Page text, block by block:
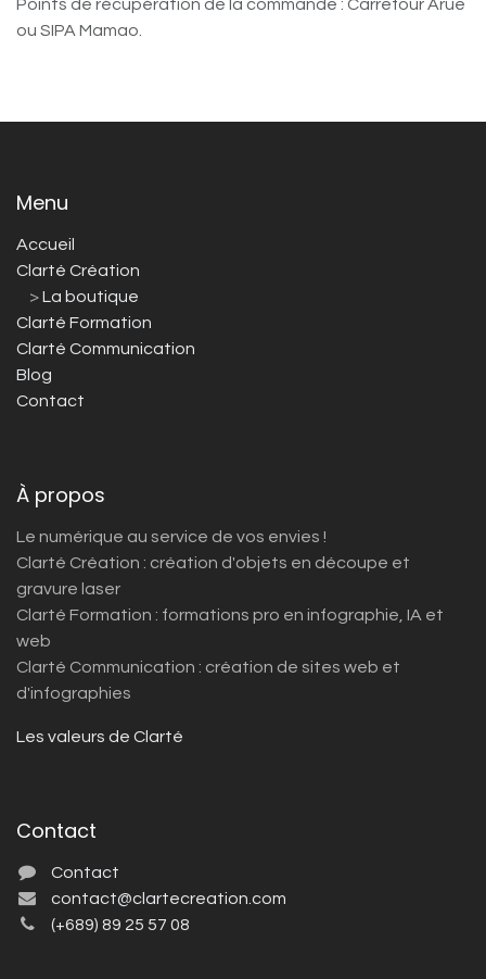
Points de récupération de la commande : Carrefour Arue
ou SIPA Mamao.
Menu
Accueil
Clarté Création
>La boutique
Clarté Formation
Clarté Communication
Blog
Contact
À propos
Le numérique au service de vos envies !
Clarté Création : création d'objets en découpe et
gravure laser
Clarté Formation : formations pro en infographie, IA et
web
Clarté Communication : création de sites web et
d'infographies
Les valeurs de Clarté
Contact
Contact
contact@clartecreation.com
(+689) 89 25 57 08